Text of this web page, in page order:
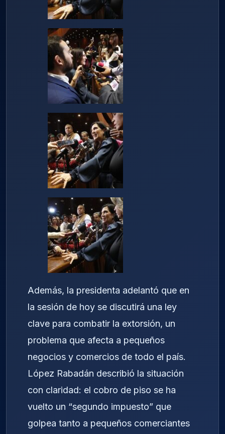
Además, la presidenta adelantó que en
la sesión de hoy se discutirá una ley
clave para combatir la extorsión, un
problema que afecta a pequeños
negocios y comercios de todo el país.
López Rabadán describió la situación
con claridad: el cobro de piso se ha
vuelto un “segundo impuesto” que
golpea tanto a pequeños comerciantes